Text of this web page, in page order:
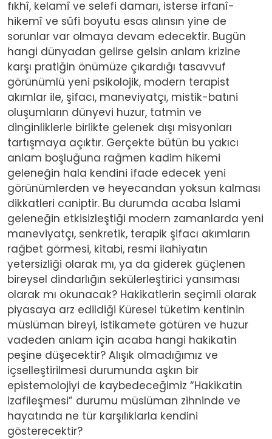
fıkhî, kelamî ve selefi damarı, isterse irfanî-
hikemî ve sûfi boyutu esas alınsın yine de
sorunlar var olmaya devam edecektir. Bugün
hangi dünyadan gelirse gelsin anlam krizine
karşı pratiğin önümüze çıkardığı tasavvuf
görünümlü yeni psikolojik, modern terapist
akımlar ile, şifacı, maneviyatçı, mistik-batıni
oluşumların dünyevi huzur, tatmin ve
dinginliklerle birlikte gelenek dışı misyonları
tartışmaya açıktır. Gerçekte bütün bu yakıcı
anlam boşluğuna rağmen kadim hikemi
geleneğin hala kendini ifade edecek yeni
görünümlerden ve heyecandan yoksun kalması
dikkatleri caniptir. Bu durumda acaba İslami
geleneğin etkisizleştiği modern zamanlarda yeni
maneviyatçı, senkretik, terapik şifacı akımların
rağbet görmesi, kitabi, resmi ilahiyatın
yetersizliği olarak mı, ya da giderek güçlenen
bireysel dindarlığın sekülerleştirici yansıması
olarak mı okunacak? Hakikatlerin seçimli olarak
piyasaya arz edildiği Küresel tüketim kentinin
müslüman bireyi, istikamete götüren ve huzur
vadeden anlam için acaba hangi hakikatin
peşine düşecektir? Alışık olmadığımız ve
içselleştirilmesi durumunda aşkın bir
epistemolojiyi de kaybedeceğimiz “Hakikatin
izafileşmesi” durumu müslüman zihninde ve
hayatında ne tür karşılıklarla kendini
gösterecektir?